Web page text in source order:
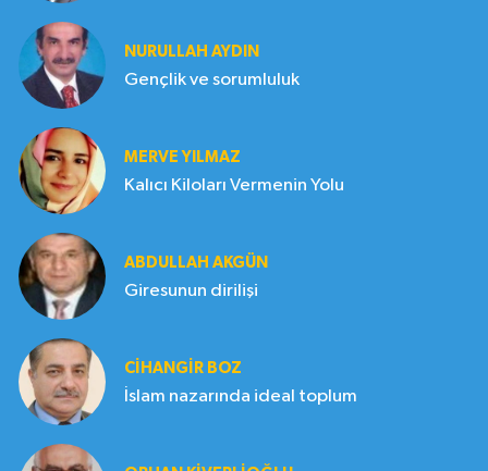
NURULLAH AYDIN
Gençlik ve sorumluluk
MERVE YILMAZ
Kalıcı Kiloları Vermenin Yolu
ABDULLAH AKGÜN
Giresunun dirilişi
CIHANGIR BOZ
İslam nazarında ideal toplum